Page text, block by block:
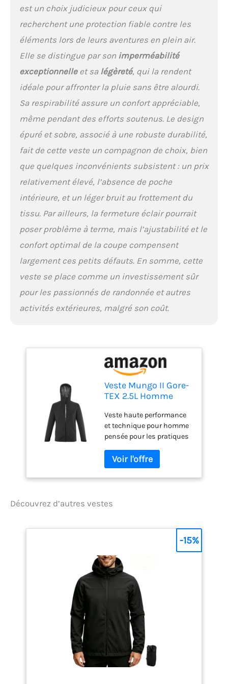
Poignets réglables par
velcro Contenu : 1x Veste
hardshell de randonnée
pour homme MILLET
Mungo II GTX 2.5L JKT M,
Taille : S, Couleur : Black
(Noir), Imperméabilité : 28
est un choix judicieux pour ceux qui
recherchent une protection fiable contre les
éléments lors de leurs aventures en plein air.
Elle se distingue par son imperméabilité
exceptionnelleet sa légèreté, qui la rendent
idéale pour affronter la pluie sans être alourdi.
Sa respirabilité assure un confort appréciable,
même pendant des efforts soutenus. Le design
épuré et sobre, associé à une robuste durabilité,
fait de cette veste un compagnon de choix, bien
que quelques inconvénients subsistent : un prix
relativement élevé, l’absence de poche
intérieure, et un léger bruit au frottement du
tissu. Par ailleurs, la fermeture éclair pourrait
poser problème à terme, mais l’ajustabilité et le
confort optimal de la coupe compensent
largement ces petits défauts. En somme, cette
veste se place comme un investissement sûr
pour les passionnés de randonnée et autres
activités extérieures, malgré son coût.
Veste Mungo II Gore-
TEX 2.5L Homme
Veste haute performance
et technique pour homme
pensée pour les pratiques
marche active, Portée
comme 3e couche et
utilisable par tous les
imperméable avec
coupe-vent, 100% polyester
recyclé Design sportif,
Coupe confortable et
protectrICE, Coutures
thermosoudées,
Ventilations dessous de
bras zippées, Conception à
faible impact
environnemental Low
Impact Veste avec capuche
réglable, Poches mains
zippées sous rabats, Bas
Découvrez d’autres vestes
-15%